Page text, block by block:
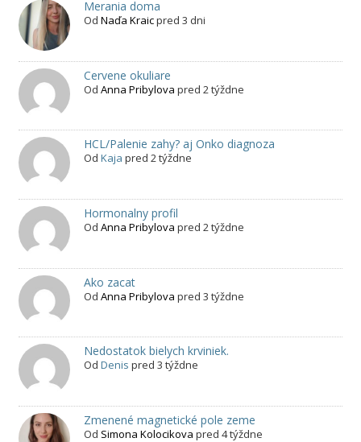
Merania doma
Od Naďa Kraicpred 3 dni
Cervene okuliare
Od Anna Pribylova pred 2 týždne
HCL/Palenie zahy? aj Onko diagnoza
Od Kaja pred 2 týždne
Hormonalny profil
Od Anna Pribylova pred 2 týždne
Ako zacat
Od Anna Pribylova pred 3 týždne
Nedostatok bielych krviniek.
Od Denis pred 3 týždne
Zmenené magnetické pole zeme
Od Simona Kolocikova pred 4 týždne